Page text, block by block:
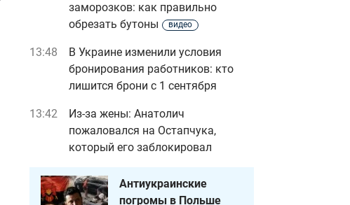
заморозков: как правильно
обрезать бутоны
видео
13:48
В Украине изменили условия
бронирования работников: кто
лишится брони с 1 сентября
13:42
Из-за жены: Анатолич
пожаловался на Остапчука,
который его заблокировал
Антиукраинские
погромы в Польше